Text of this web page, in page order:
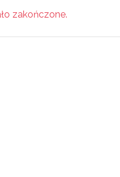
zakończone.